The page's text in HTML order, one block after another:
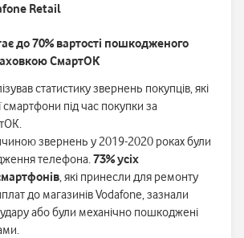
Retail
до 70% вартості пошкодженого
СмартОК
статистику звернень покупців, які
смартфони під час покупки за
звернень у 2019-2020 роках були
телефона.73% усіх
, які принесли для ремонту
до магазинів Vodafone, зазнали
удару або були механічно пошкоджені